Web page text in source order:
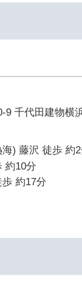
9 千代田建物横
) 藤沢 徒歩 約
約10分
約17分